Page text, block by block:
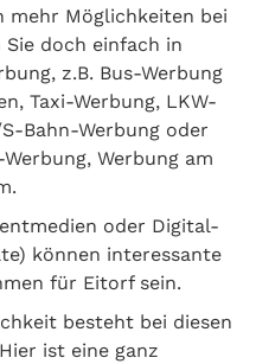
mehr Möglichkeiten bei
Sie doch einfach in
z.B. Bus-Werbung
Taxi-Werbung, LKW-
Bahn-Werbung oder
Werbung am
oder Digital-
können interessante
für Eitorf sein.
besteht bei diesen
ist eine ganz